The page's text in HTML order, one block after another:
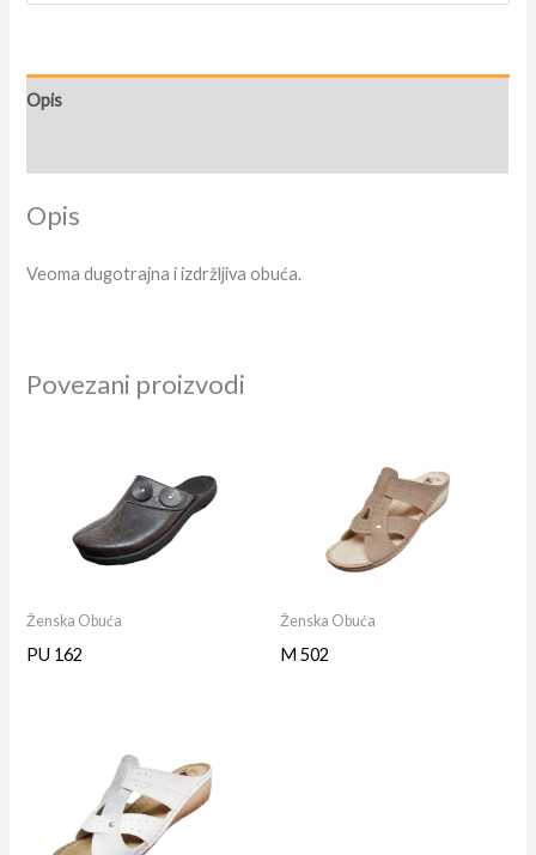
Opis
Opis
Veoma dugotrajna i izdržljiva obuća.
Povezani proizvodi
Ženska Obuća
PU 162
Ženska Obuća
M 502